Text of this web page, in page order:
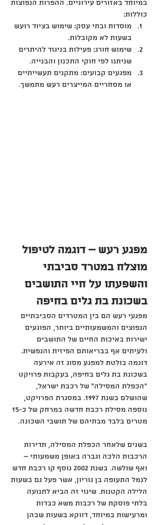
במיוחד באזורים עירוניים. ההפרות הנפוצות
כוללות:
מוסדות ובתי עסק: שימוש בציוד רועש
בשעות לא מקובלות.
שימוש חורג: פעילות בניגוד להיתרים
שניתנו לפי חוקי התכנון והבנייה.
מפגעים קבועים: מתקנים תעשייתיים
או מסחריים המייצרים רעש מתמשך.
מפגע רעש – דוגמה לטיפול
מוצלח במטרד סביבתי
והשפעתו על חיי התושבים
בשכונת בת גלים בחיפה
מפגעי רעש הם בין המטרדים הסביבתיים
הנפוצים והמשמעותיים ביותר, הפוגעים
ישירות באיכות החיים של התושבים
ולעיתים אף בבריאותם הפיזית והנפשית.
דוגמה בולטת למפגע מסוג זה אירעה
בשכונת בת גלים בחיפה, בעקבות פרויקט
"הכפלת המסילה" של רכבת ישראל,
שהושלם בשנת 1997. במסגרת הפרויקט,
מטרים בלבד מבתיהם של תושבי השכונה.
בשנים שלאחר הכפלת המסילה, תדירות
הרכבות הלכה וגברה באופן משמעותי –
ואף שולשה. בשנת 2002 נוסף קו רכבת חדש
לנמל התעופה בן גוריון, אשר פעל גם בשעות
הלילה הקטנות. שינוי זה הביא לתנועה
בלתי פוסקת של רכבות משא כבדות
ומרעישות במיוחד, דווקא בשעות שבהן